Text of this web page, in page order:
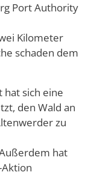
Port Authority
Kilometer
schaden dem
hat sich eine
den Wald an
zu
hat